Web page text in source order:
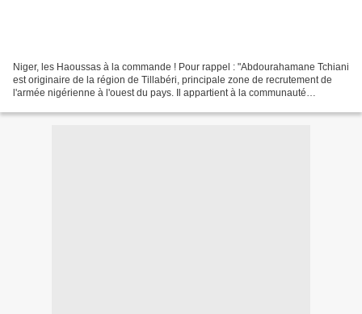
Niger, les Haoussas à la commande ! Pour rappel : "Abdourahamane Tchiani
est originaire de la région de Tillabéri, principale zone de recrutement de
l'armée nigérienne à l'ouest du pays. Il appartient à la communauté